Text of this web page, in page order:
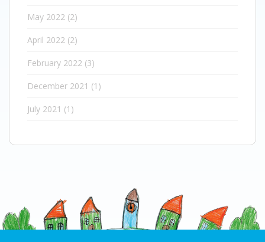
May 2022 (2)
April 2022 (2)
February 2022 (3)
December 2021 (1)
July 2021 (1)